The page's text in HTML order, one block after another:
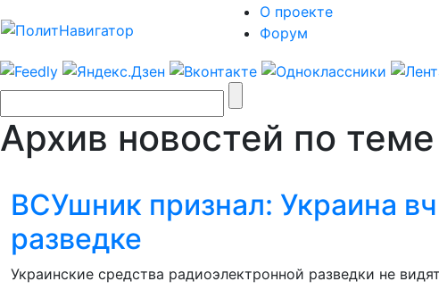
О проекте
Форум
Архив новостей по
ВСУшник признал: Украина
разведке
Украинские средства радиоэлектронной разведки не